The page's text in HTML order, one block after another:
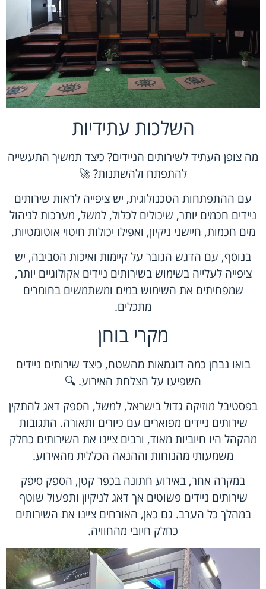
השלכות עתידיות
מה צופן העתיד לשירותים הניידים? כיצד תמשיך התעשייה
להתפתח ולהשתנות? 🚀
עם ההתפתחות הטכנולוגית, יש ציפייה לראות שירותים
ניידים חכמים יותר, שיכולים לכלול, למשל, מערכות לניהול
מים חכמות, חיישני ניקיון, ואפילו יכולות חיטוי אוטומטיות.
בנוסף, עם הדגש הגובר על קיימות ואיכות הסביבה, יש
ציפייה לעלייה בשימוש בשירותים ניידים אקולוגיים יותר,
שמפחיתים את השימוש במים ומשתמשים בחומרים
מתכלים.
מקרי בוחן
בואו נבחן כמה דוגמאות מהשטח, כיצד שירותים ניידים
השפיעו על הצלחת האירוע. 🔍
בפסטיבל מוזיקה גדול בישראל, למשל, הספק דאג להתקין
שירותים ניידים מפוארים עם כיורים ותאורה. התגובות
מהקהל היו חיוביות מאוד, ורבים ציינו את השירותים כחלק
משמעותי מהנוחות וההנאה הכללית מהאירוע.
במקרה אחר, באירוע חתונה בכפר קטן, הספק סיפק
שירותים ניידים פשוטים אך דאג לניקיון ותפעול שוטף
במהלך כל הערב. גם כאן, האורחים ציינו את השירותים
כחלק חיובי מהחוויה.